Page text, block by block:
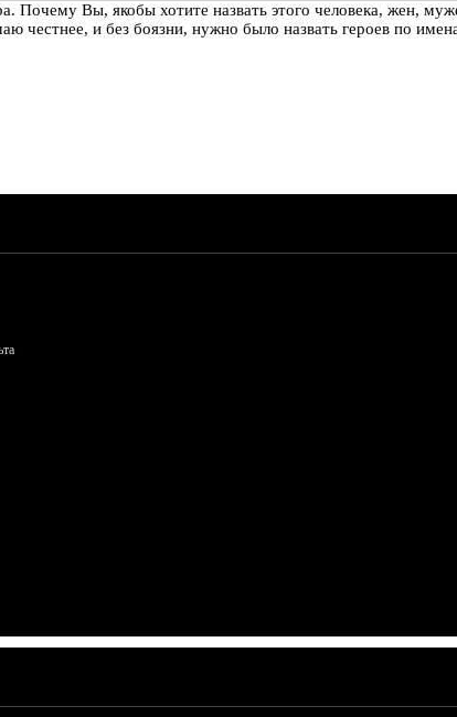
Почему Вы, якобы хотите назвать этого человека, жен,
честнее, и без боязни, нужно было назвать героев по